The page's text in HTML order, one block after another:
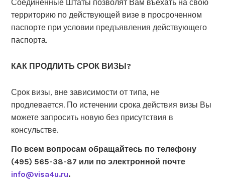
Соединенные Штаты позволят Вам въехать на свою
территорию по действующей визе в просроченном
паспорте при условии предъявления действующего
паспорта.
КАК ПРОДЛИТЬ СРОК ВИЗЫ?
Срок визы, вне зависимости от типа, не
продлевается. По истечении срока действия визы Вы
можете запросить новую без присутствия в
консульстве.
По всем вопросам обращайтесь по телефону
(495) 565-38-87 или по электронной почте
info@visa4u.ru.